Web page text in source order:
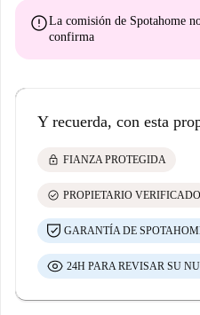
errorLa comisión de Spotahome
confirma
Y recuerda, con esta
lock FIANZA PROTEGIDA
check_circle PROPIETARIO VERIFICADO
GARANTÍA DE
24H PARA REVISAR SU